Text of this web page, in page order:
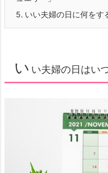
5. いい夫婦の日に何をす
い い夫婦の日はい